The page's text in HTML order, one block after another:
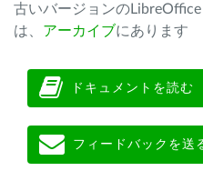
古いバージョンの
は、 アーカイブにあります
ドキュメントを読む
フィードバックを送